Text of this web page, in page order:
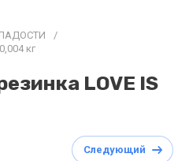
/
кг
LOVE IS
Следующий